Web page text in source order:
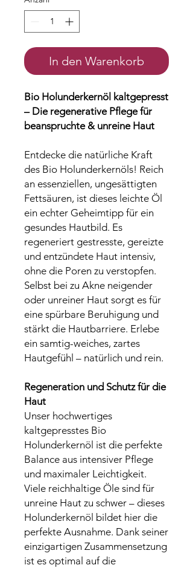
In den Warenkorb
Bio Holunderkernöl kaltgepresst
– Die regenerative Pflege für
beanspruchte & unreine Haut
Entdecke die natürliche Kraft
des Bio Holunderkernöls! Reich
an essenziellen, ungesättigten
Fettsäuren, ist dieses leichte Öl
ein echter Geheimtipp für ein
gesundes Hautbild. Es
regeneriert gestresste, gereizte
und entzündete Haut intensiv,
ohne die Poren zu verstopfen.
Selbst bei zu Akne neigender
oder unreiner Haut sorgt es für
eine spürbare Beruhigung und
stärkt die Hautbarriere. Erlebe
ein samtig-weiches, zartes
Hautgefühl – natürlich und rein.
Regeneration und Schutz für die
Haut
Unser hochwertiges
kaltgepresstes Bio
Holunderkernöl ist die perfekte
Balance aus intensiver Pflege
und maximaler Leichtigkeit.
Viele reichhaltige Öle sind für
unreine Haut zu schwer – dieses
Holunderkernöl bildet hier die
perfekte Ausnahme. Dank seiner
einzigartigen Zusammensetzung
ist es optimal auf die